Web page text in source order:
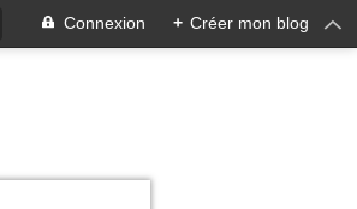
Connexion + Créer mon blog